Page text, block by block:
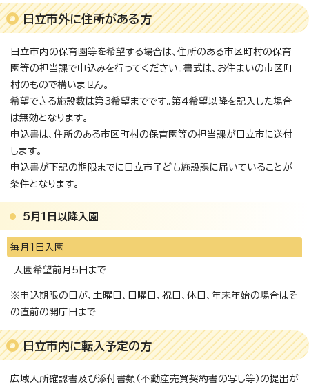
日立市外に住所がある方
日立市内の保育園等を希望する場合は、住所のある市区町村の保育
園等の担当課で申込みを行ってください。書式は、お住まいの市区町
村のもので構いません。
希望できる施設数は第3希望までです。第4希望以降を記入した場合
は無効となります。
申込書は、住所のある市区町村の保育園等の担当課が日立市に送付
します。
申込書が下記の期限までに日立市子ども施設課に届いていることが
条件となります。
5月1日以降入園
毎月1日入園
入園希望前月5日まで
※申込期限の日が、土曜日、日曜日、祝日、休日、年末年始の場合はそ
の直前の開庁日まで
日立市内に転入予定の方
広域入所確認書及び添付書類（不動産売買契約書の写し等）の提出が